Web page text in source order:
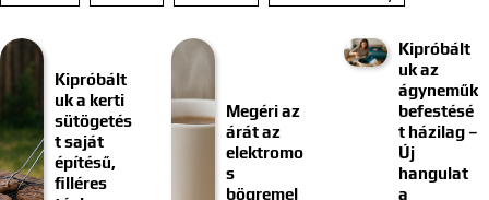
Kipróbált
uk a kerti
sütögetés
t saját
építésű,
filléres
Megéri az
árát az
elektromo
s
bögremel
Kipróbált
uk az
ágyneműk
befestésé
t házilag –
Új
hangulat
a